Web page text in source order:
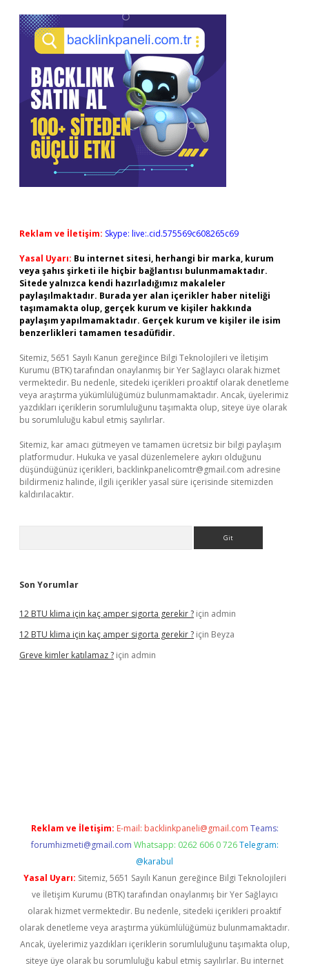
Reklam ve İletişim: Skype: live:.cid.575569c608265c69
Yasal Uyarı: Bu internet sitesi, herhangi bir marka, kurum
veya şahıs şirketi ile hiçbir bağlantısı bulunmamaktadır.
Sitede yalnızca kendi hazırladığımız makaleler
paylaşılmaktadır. Burada yer alan içerikler haber niteliği
taşımamakta olup, gerçek kurum ve kişiler hakkında
paylaşım yapılmamaktadır. Gerçek kurum ve kişiler ile isim
benzerlikleri tamamen tesadüfidir.
Sitemiz, 5651 Sayılı Kanun gereğince Bilgi Teknolojileri ve İletişim
Kurumu (BTK) tarafından onaylanmış bir Yer Sağlayıcı olarak hizmet
vermektedir. Bu nedenle, sitedeki içerikleri proaktif olarak denetleme
veya araştırma yükümlülüğümüz bulunmamaktadır. Ancak, üyelerimiz
yazdıkları içeriklerin sorumluluğunu taşımakta olup, siteye üye olarak
bu sorumluluğu kabul etmiş sayılırlar.
Sitemiz, kar amacı gütmeyen ve tamamen ücretsiz bir bilgi paylaşım
platformudur. Hukuka ve yasal düzenlemelere aykırı olduğunu
düşündüğünüz içerikleri, backlinkpanelicomtr@gmail.com adresine
bildirmeniz halinde, ilgili içerikler yasal süre içerisinde sitemizden
kaldırılacaktır.
Son Yorumlar
12 BTU klima için kaç amper sigorta gerekir ? için admin
12 BTU klima için kaç amper sigorta gerekir ? için Beyza
Greve kimler katılamaz ? için admin
Reklam ve İletişim: E-mail: backlinkpaneli@gmail.com Teams:
forumhizmeti@gmail.com Whatsapp: 0262 606 0 726 Telegram:
@karabul
Yasal Uyarı: Sitemiz, 5651 Sayılı Kanun gereğince Bilgi Teknolojileri
ve İletişim Kurumu (BTK) tarafından onaylanmış bir Yer Sağlayıcı
olarak hizmet vermektedir. Bu nedenle, sitedeki içerikleri proaktif
olarak denetleme veya araştırma yükümlülüğümüz bulunmamaktadır.
Ancak, üyelerimiz yazdıkları içeriklerin sorumluluğunu taşımakta olup,
siteye üye olarak bu sorumluluğu kabul etmiş sayılırlar. Bu internet